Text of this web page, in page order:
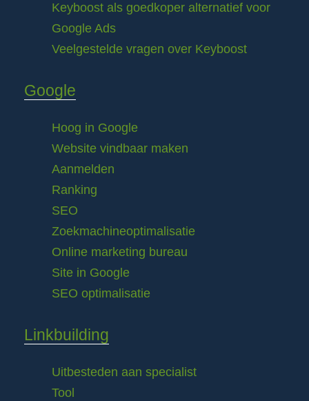
Keyboost als goedkoper alternatief voor
Google Ads
Veelgestelde vragen over Keyboost
Google
Hoog in Google
Website vindbaar maken
Aanmelden
Ranking
SEO
Zoekmachineoptimalisatie
Online marketing bureau
Site in Google
SEO optimalisatie
Linkbuilding
Uitbesteden aan specialist
Tool